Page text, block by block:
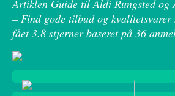
Artiklen Guide til Aldi Rungsted og
– Find gode tilbud og kvalitetsvarer
fået3.8 stjerner baseret på 36